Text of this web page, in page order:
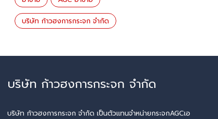
บริษัท ก้าวฮงการกระจก จำกัด
บริษัท ก้าวฮงการกระจก จำกัด
บริษัท ก้าวฮงการกระจก จำกัด เป็นตัวแทนจำหน่ายกระจกAGCเอ